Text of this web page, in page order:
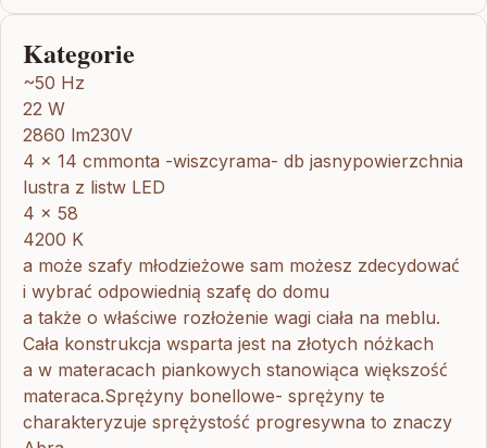
Kategorie
~50 Hz
22 W
2860 lm230V
4 x 14 cmmonta -wiszcyrama- db jasnypowierzchnia
lustra z listw LED
4 x 58
4200 K
a może szafy młodzieżowe sam możesz zdecydować
i wybrać odpowiednią szafę do domu
a także o właściwe rozłożenie wagi ciała na meblu.
Cała konstrukcja wsparta jest na złotych nóżkach
a w materacach piankowych stanowiąca większość
materaca.Sprężyny bonellowe- sprężyny te
charakteryzuje sprężystość progresywna to znaczy